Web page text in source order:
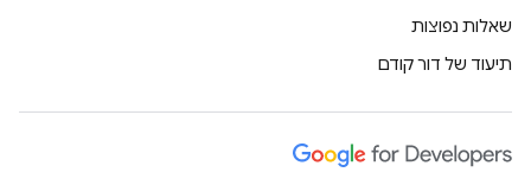
שאלות נפוצות
תיעוד של דור קודם